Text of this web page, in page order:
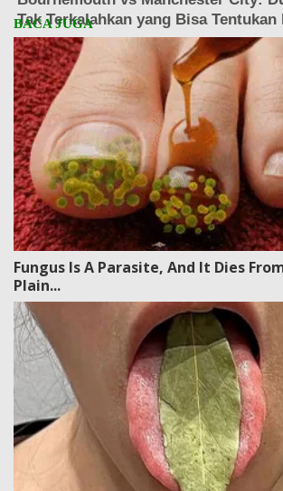
Fungus Is A Parasite, And It Dies
Plain...